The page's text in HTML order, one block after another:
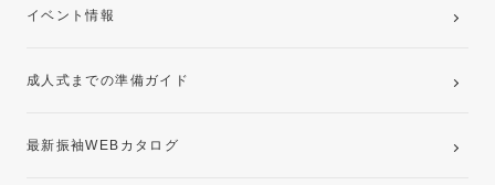
卒業袴レンタルプラン
イベント情報
成人式までの準備ガイド
最新振袖WEBカタログ